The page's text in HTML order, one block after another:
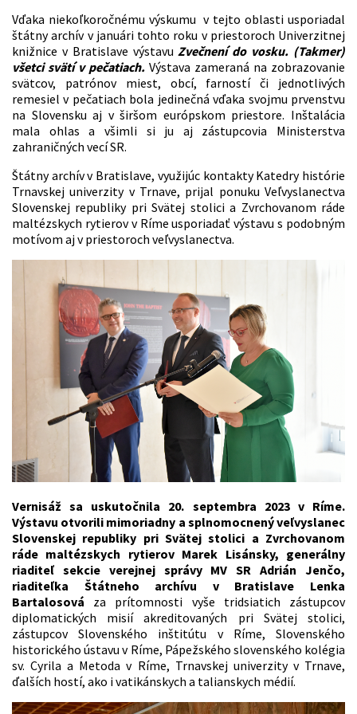
Vďaka niekoľkoročnému výskumu v tejto oblasti usporiadal
štátny archív v januári tohto roku v priestoroch Univerzitnej
knižnice v Bratislave výstavuZvečnení do vosku. (Takmer)
všetci svätí v pečatiach. Výstava zameraná na zobrazovanie
svätcov, patrónov miest, obcí, farností či jednotlivých
remesiel v pečatiach bola jedinečná vďaka svojmu prvenstvu
na Slovensku aj v širšom európskom priestore. Inštalácia
mala ohlas a všimli si ju aj zástupcovia Ministerstva
zahraničných vecí SR.
Štátny archív v Bratislave, využijúc kontakty Katedry histórie
Trnavskej univerzity v Trnave, prijal ponuku Veľvyslanectva
Slovenskej republiky pri Svätej stolici a Zvrchovanom ráde
maltézskych rytierov v Ríme usporiadať výstavu s podobným
motívom aj v priestoroch veľvyslanectva.
Vernisáž sa uskutočnila 20. septembra 2023 v Ríme.
Výstavu otvorili mimoriadny a splnomocnený veľvyslanec
Slovenskej republiky pri Svätej stolici a Zvrchovanom
ráde maltézskych rytierov Marek Lisánsky, generálny
riaditeľ sekcie verejnej správy MV SR Adrián Jenčo,
riaditeľka Štátneho archívu v Bratislave Lenka
Bartalosová za prítomnosti vyše tridsiatich zástupcov
diplomatických misií akreditovaných pri Svätej stolici,
zástupcov Slovenského inštitútu v Ríme, Slovenského
historického ústavu v Ríme, Pápežského slovenského kolégia
sv. Cyrila a Metoda v Ríme, Trnavskej univerzity v Trnave,
ďalších hostí, ako i vatikánskych a talianskych médií.